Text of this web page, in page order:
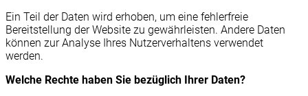
Ein Teil der Daten wird erhoben, um eine fehlerfreie
Bereitstellung der Website zu gewährleisten. Andere Daten
können zur Analyse Ihres Nutzerverhaltens verwendet
werden.
Welche Rechte haben Sie bezüglich Ihrer Daten?